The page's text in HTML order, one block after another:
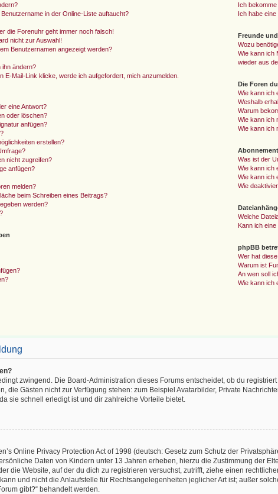
in der Online-Liste auftaucht?
die Forenuhr geht immer noch falsch!
nicht zur Auswahl!
Benutzernamen angezeigt werden?
ihn ändern?
E-Mail-Link klicke, werde ich aufgefordert, mich anzumelden.
eine Antwort?
oder löschen?
anfügen?
erstellen?
nicht zugreifen?
anfügen?
melden?
beim Schreiben eines Beitrags?
werden?
Ich
Ich habe
Freunde
Wozu
Wie kann ich
wieder aus
Die Foren
Wie kann ich
Weshalb
Warum
Wie kann ich
Wie kann ich
Was ist der
Wie kann ich
Wie kann ich
Wie
Welche
Kann ich
phpBB
Wer hat
Warum ist
An wen soll
Wie kann ich
zwingend. Die Board-Administration dieses Forums entscheidet, ob du
die Gästen nicht zur Verfügung stehen: zum Beispiel Avatarbilder, Private
sie schnell erledigt ist und dir zahlreiche Vorteile bietet.
Online Privacy Protection Act of 1998 (deutsch: Gesetz zum Schutz der
Daten von Kindern unter 13 Jahren erheben, hierzu die Zustimmung der
die Website, auf der du dich zu registrieren versuchst, zutrifft, ziehe einen
und nicht die Anlaufstelle für Rechtsangelegenheiten jeglicher Art ist; außer
gibt?“ behandelt werden.